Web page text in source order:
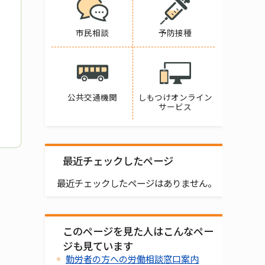
市民相談 予防接種
公共交通機関
しもつけオンライン
サービス
最近チェックしたページ
最近チェックしたページはありません。
このページを見た人はこんなペー
ジも見ています
勤労者の方への労働相談窓口案内